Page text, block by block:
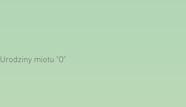
Urodziny miotu "O"